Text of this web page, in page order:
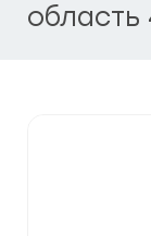
область